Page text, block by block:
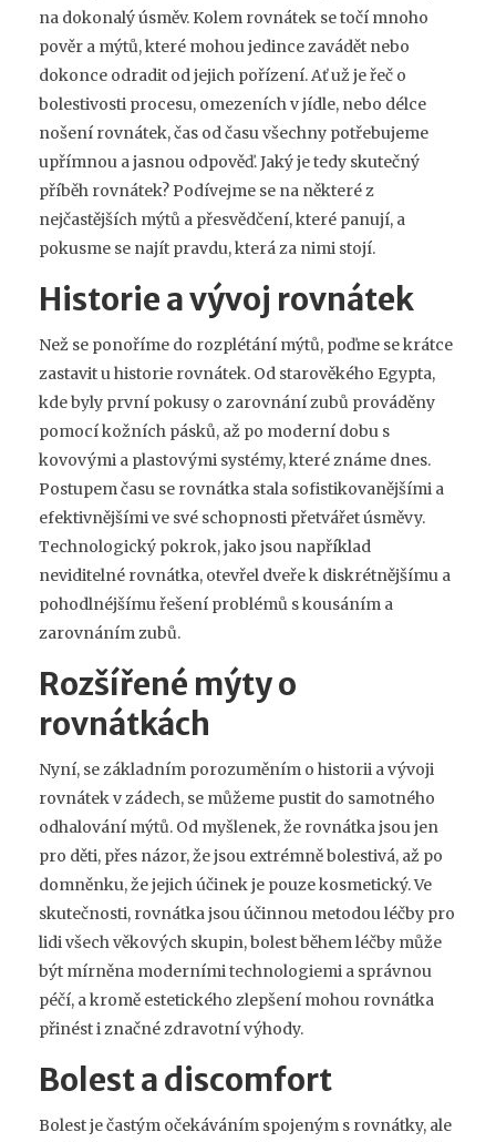
na dokonalý úsměv. Kolem rovnátek se točí mnoho
pověr a mýtů, které mohou jedince zavádět nebo
dokonce odradit od jejich pořízení. Ať už je řeč o
bolestivosti procesu, omezeních v jídle, nebo délce
nošení rovnátek, čas od času všechny potřebujeme
upřímnou a jasnou odpověď. Jaký je tedy skutečný
příběh rovnátek? Podívejme se na některé z
nejčastějších mýtů a přesvědčení, které panují, a
pokusme se najít pravdu, která za nimi stojí.
Historie a vývoj rovnátek
Než se ponoříme do rozplétání mýtů, poďme se krátce
zastavit u historie rovnátek. Od starověkého Egypta,
kde byly první pokusy o zarovnání zubů prováděny
pomocí kožních pásků, až po moderní dobu s
kovovými a plastovými systémy, které známe dnes.
Postupem času se rovnátka stala sofistikovanějšími a
efektivnějšími ve své schopnosti přetvářet úsměvy.
Technologický pokrok, jako jsou například
neviditelné rovnátka, otevřel dveře k diskrétnějšímu a
pohodlnéjšímu řešení problémů s kousáním a
zarovnáním zubů.
Rozšířené mýty o
rovnátkách
Nyní, se základním porozuměním o historii a vývoji
rovnátek v zádech, se můžeme pustit do samotného
odhalování mýtů. Od myšlenek, že rovnátka jsou jen
pro děti, přes názor, že jsou extrémně bolestivá, až po
domněnku, že jejich účinek je pouze kosmetický. Ve
skutečnosti, rovnátka jsou účinnou metodou léčby pro
lidi všech věkových skupin, bolest během léčby může
být mírněna moderními technologiemi a správnou
péčí, a kromě estetického zlepšení mohou rovnátka
přinést i značné zdravotní výhody.
Bolest a discomfort
Bolest je častým očekáváním spojeným s rovnátky, ale